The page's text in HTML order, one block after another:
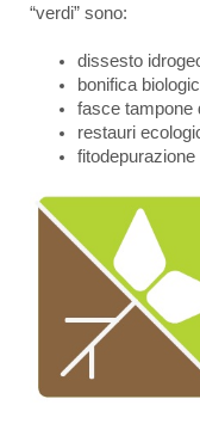
“verdi” sono:
dissesto
bonifica
fasce tampone
restauri